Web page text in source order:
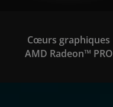
Cœurs graphiques
AMD Radeon™ PRO